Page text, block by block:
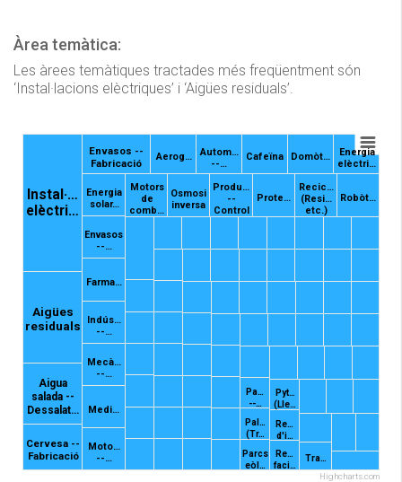
Àrea temàtica:
Les àrees temàtiques tractades més freqüentment són
‘Instal·lacions elèctriques’ i ‘Aigües residuals’.
Instal·…
elèctri…
Aigües
residuals
Aigua
salada --
Dessalat…
Cervesa --
Fabricació
Envasos --
Fabricació
Aerog…
Autom…
--…
Cafeïna Domòt…
Energia
elèctri…
Energia
solar…
Envasos
--…
Farma…
Indús…
--…
Mecà…
--…
Medi…
Moto…
--…
Motors
de
comb…
Osmosi
inversa
Produ…
--
Control
Prote…
Recic…
(Resi…
etc.)
Robòt…
Pa…
--…
Pal…
(Tr…
Parcs
eòl…
Pyt…
(Lle…
Re…
d'i…
Re…
faci…
Tra…
Highcharts.com